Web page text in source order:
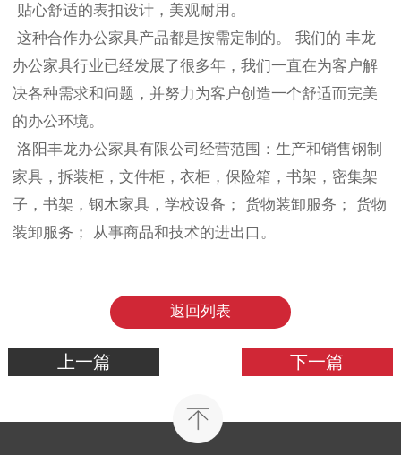
贴心舒适的表扣设计，美观耐用。
这种合作办公家具产品都是按需定制的。 我们的 丰龙
办公家具行业已经发展了很多年，我们一直在为客户解
决各种需求和问题，并努力为客户创造一个舒适而完美
的办公环境。
洛阳丰龙办公家具有限公司经营范围：生产和销售钢制
家具，拆装柜，文件柜，衣柜，保险箱，书架，密集架
子，书架，钢木家具，学校设备； 货物装卸服务； 货物
装卸服务； 从事商品和技术的进出口。
返回列表
上一篇 下一篇